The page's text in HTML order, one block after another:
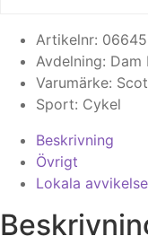
Artikelnr:
Avdelning: Dam
Varumärke:
Sport: Cykel
Beskrivning
Övrigt
Lokala